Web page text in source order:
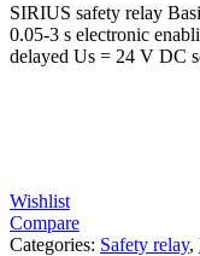
SIRIUS safety relay
0.05-3 s electronic
delayed Us = 24 V DC
Wishlist
Compare
Categories: Safety relay,